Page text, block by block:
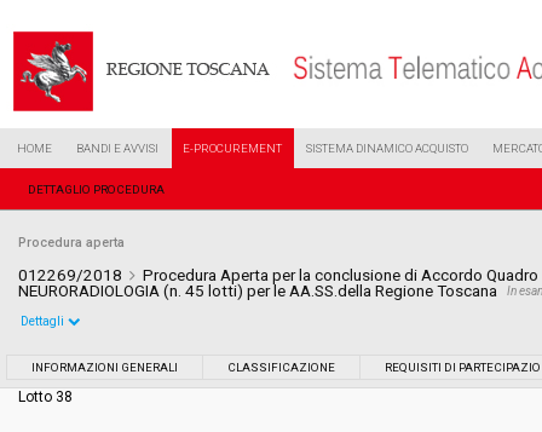
HOME BANDI E AVVISI E-PROCUREMENT SISTEMA DINAMICO ACQUISTO
DETTAGLIO PROCEDURA
Procedura aperta
012269/2018
Procedura Aperta per la conclusione di Accordo Quadro
NEURORADIOLOGIA (n. 45 lotti) per le AA.SS.della Regione Toscana
In
Tipo di contratto:
Dettagli
INFORMAZIONI GENERALI CLASSIFICAZIONE REQUISITI DI
Lotto 38